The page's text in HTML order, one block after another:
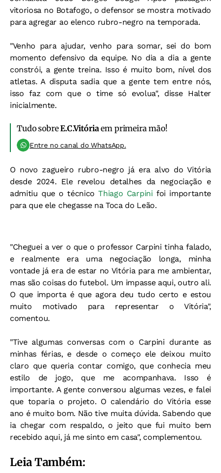
vitoriosa no Botafogo, o defensor se mostra motivado
para agregar ao elenco rubro-negro na temporada.
"Venho para ajudar, venho para somar, sei do bom
momento defensivo da equipe. No dia a dia a gente
constrói, a gente treina. Isso é muito bom, nível dos
atletas. A disputa sadia que a gente tem entre nós,
isso faz com que o time só evolua", disse Halter
inicialmente.
Tudo sobreE.C.Vitóriaem primeira mão!
Entre no canal do WhatsApp.
O novo zagueiro rubro-negro já era alvo do Vitória
desde 2024. Ele revelou detalhes da negociação e
admitiu que o técnicoThiago Carpini foi importante
para que ele chegasse na Toca do Leão.
"Cheguei a ver o que o professor Carpini tinha falado,
e realmente era uma negociação longa, minha
vontade já era de estar no Vitória para me ambientar,
mas são coisas do futebol. Um impasse aqui, outro ali.
O que importa é que agora deu tudo certo e estou
muito motivado para representar o Vitória",
comentou.
"Tive algumas conversas com o Carpini durante as
minhas férias, e desde o começo ele deixou muito
claro que queria contar comigo, que conhecia meu
estilo de jogo, que me acompanhava. Isso é
importante. A gente conversou algumas vezes, e falei
que toparia o projeto. O calendário do Vitória esse
ano é muito bom. Não tive muita dúvida. Sabendo que
ia chegar com respaldo, o jeito que fui muito bem
recebido aqui, já me sinto em casa", complementou.
Leia Também: